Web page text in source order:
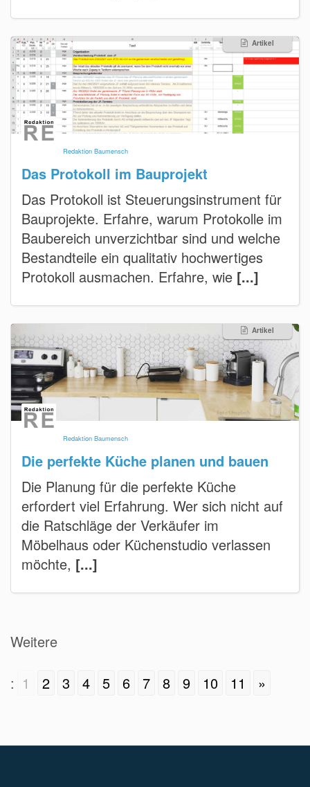
Artikel
Redaktion Baumensch
Das Protokoll im Bauprojekt
Das Protokoll ist Steuerungsinstrument für
Bauprojekte. Erfahre, warum Protokolle im
Baubereich unverzichtbar sind und welche
Bestandteile ein qualitativ hochwertiges
Protokoll ausmachen. Erfahre, wie [...]
Artikel
Redaktion Baumensch
Die perfekte Küche planen und bauen
Die Planung für die perfekte Küche
erfordert viel Erfahrung. Wer sich nicht auf
die Ratschläge der Verkäufer im
Möbelhaus oder Küchenstudio verlassen
möchte, [...]
Weitere
: 1 2 3 4 5 6 7 8 9 10 11 »